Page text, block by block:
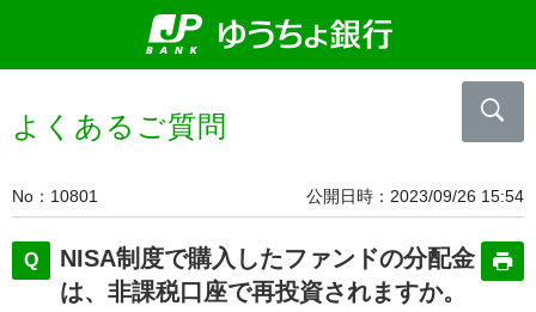
よくあるご質問
No 10801 公開日時 2023/09/26 15:54
NISA制度で購入したファンドの分配金
は、非課税口座で再投資されますか。